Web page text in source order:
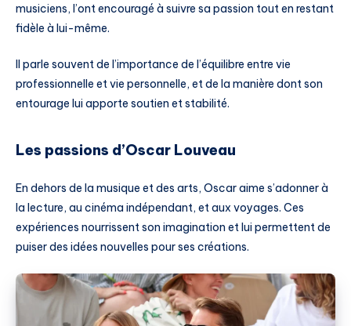
musiciens, l’ont encouragé à suivre sa passion tout en restant
fidèle à lui-même.
Il parle souvent de l’importance de l’équilibre entre vie
professionnelle et vie personnelle, et de la manière dont son
entourage lui apporte soutien et stabilité.
Les passions d’Oscar Louveau
En dehors de la musique et des arts, Oscar aime s’adonner à
la lecture, au cinéma indépendant, et aux voyages. Ces
expériences nourrissent son imagination et lui permettent de
puiser des idées nouvelles pour ses créations.